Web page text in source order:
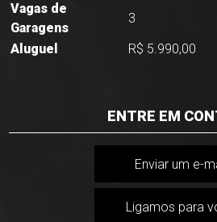
Vagas de
Garagens
3
Aluguel
R$ 5.990,00
ENTRE EM
Enviar um e-
Ligamos para